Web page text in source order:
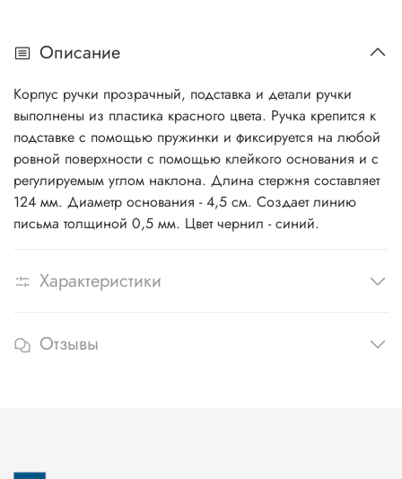
Описание
Корпус ручки прозрачный, подставка и детали ручки
выполнены из пластика красного цвета. Ручка крепится к
подставке с помощью пружинки и фиксируется на любой
ровной поверхности с помощью клейкого основания и с
регулируемым углом наклона. Длина стержня составляет
124 мм. Диаметр основания - 4,5 см. Создает линию
письма толщиной 0,5 мм. Цвет чернил - синий.
Характеристики
Отзывы